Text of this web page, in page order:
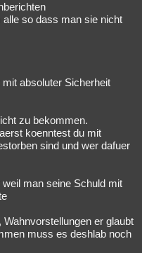
so dass man sie nicht
absoluter Sicherheit
zu bekommen.
koenntest du mit
sind und wer dafuer
man seine Schuld mit
er glaubt
muss es deshlab noch